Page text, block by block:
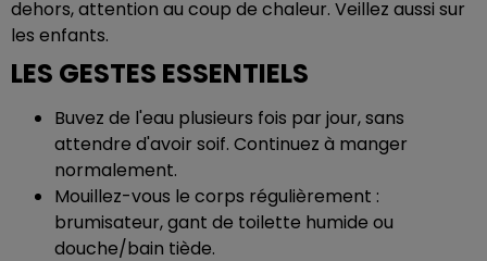
dehors, attention au coup de chaleur. Veillez aussi sur
les enfants.
LES GESTES ESSENTIELS
Buvez de l'eau plusieurs fois par jour, sans
attendre d'avoir soif. Continuez à manger
normalement.
Mouillez-vous le corps régulièrement :
brumisateur, gant de toilette humide ou
douche/bain tiède.